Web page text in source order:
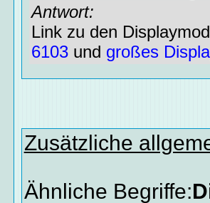
Antwort:
Link zu den
6103und großes
Zusätzliche
Ähnliche Begriffe: